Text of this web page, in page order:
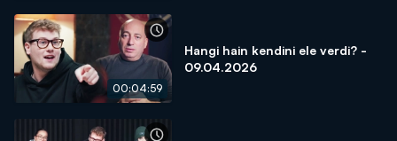
00:04:59
Hangi hain kendini ele verdi? -
09.04.2026